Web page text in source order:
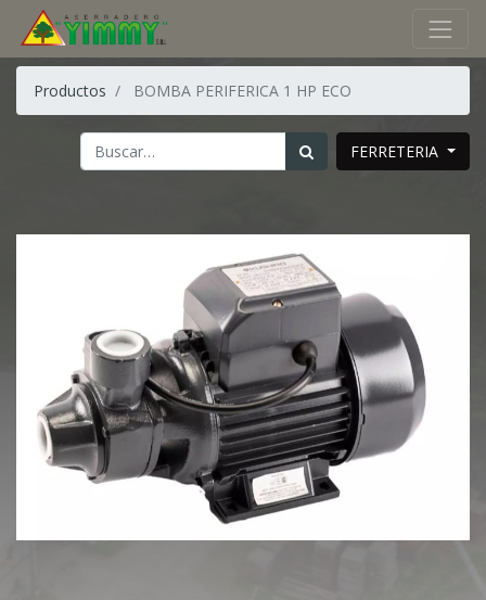
Productos BOMBA PERIFERICA 1 HP ECO
FERRETERIA